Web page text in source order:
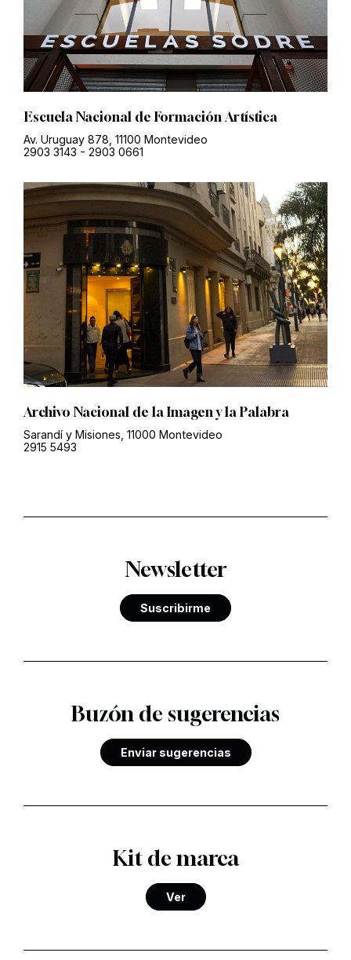
Escuela Nacional de Formación Artística
Av. Uruguay 878, 11100 Montevideo
2903 3143 - 2903 0661
Archivo Nacional de la Imagen y la Palabra
Sarandí y Misiones, 11000 Montevideo
2915 5493
Newsletter
Suscribirme
Buzón de sugerencias
Enviar sugerencias
Kit de marca
Ver